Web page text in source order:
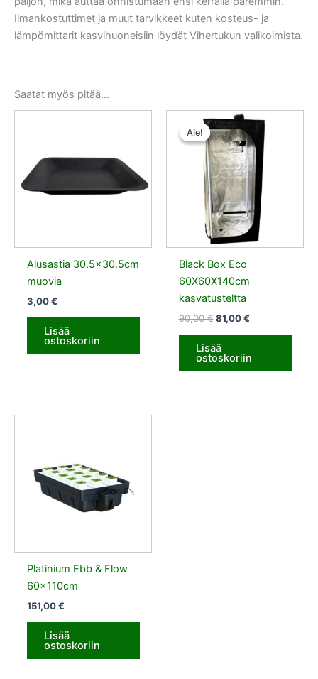
Ilmankostuttimet ja muut tarvikkeet kuten kosteus- ja
lämpömittarit kasvihuoneisiin löydät Vihertukun valikoimista.
Saatat myös pitää...
Alusastia 30.5×30.5cm
muovia
3,00€
Lisää
ostoskoriin
Ale!
Ale!
Black Box Eco
60X60X140cm
kasvatusteltta
90,00€
Alkuperäinen
hinta
oli:
90,00 €.
81,00€
hinta
on:
81,00 €.
Lisää
ostoskoriin
Platinium Ebb & Flow
60x110cm
151,00€
Lisää
ostoskoriin